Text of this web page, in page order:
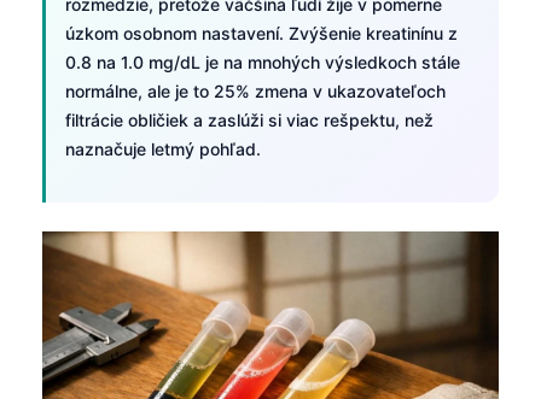
úzkom osobnom nastavení. Zvýšenie kreatinínu z
0.8 na 1.0 mg/dL je na mnohých výsledkoch stále
normálne, ale je to 25% zmena v ukazovateľoch
filtrácie obličiek a zaslúži si viac rešpektu, než
naznačuje letmý pohľad.